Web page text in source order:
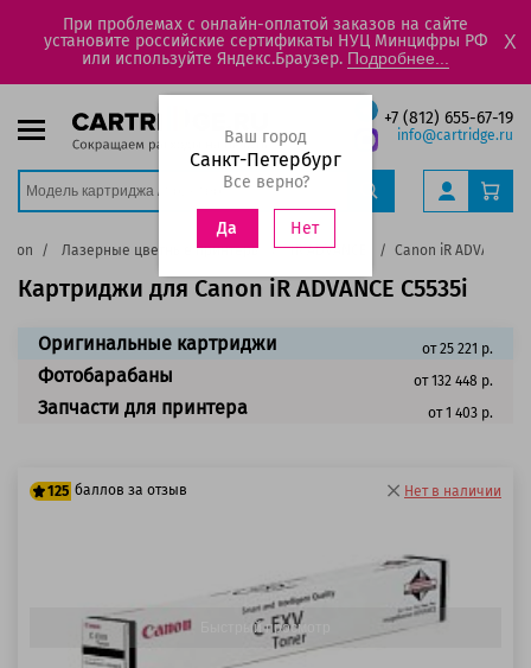
При проблемах с онлайн-оплатой заказов на сайте
установите российские сертификаты НУЦ Минцифры РФ
или используйте Яндекс.Браузер. Подробнее...
X
+7 (812) 655-67-19
info@cartridge.ru
Ваш город
Санкт-Петербург
Все верно?
Да Нет
Лазерные цветные принтеры IR ADVANCE Canon iR ADVANCE
Картриджи для Canon iR ADVANCE C5535i
Оригинальные картриджи от 25 221 р.
Фотобарабаны от 132 448 р.
Запчасти для принтера от 1 403 р.
125 баллов за отзыв Нет в наличии
Быстрый просмотр